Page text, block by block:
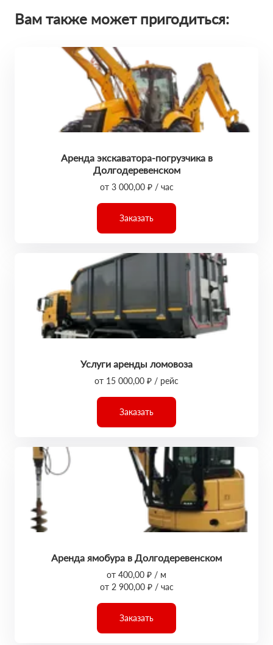
Вам также может пригодиться:
Аренда экскаватора-погрузчика в
Долгодеревенском
от 3 000,00 ₽ / час
Заказать
Услуги аренды ломовоза
от 15 000,00 ₽ / рейс
Заказать
Аренда ямобура в Долгодеревенском
от 400,00 ₽ / м
от 2 900,00 ₽ / час
Заказать